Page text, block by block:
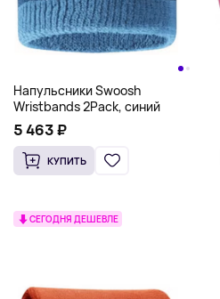
Напульсники Swoosh
Wristbands 2Pack, синий
5 463 ₽
КУПИТЬ
СЕГОДНЯ ДЕШЕВЛЕ